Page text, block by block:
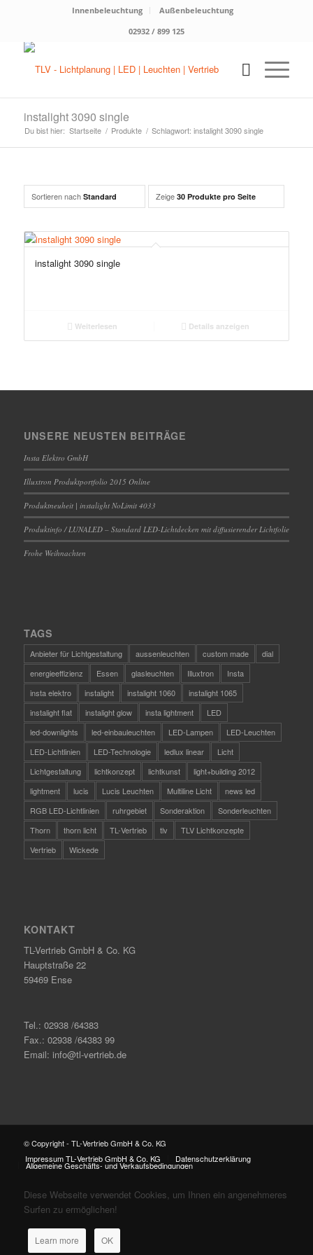
Innenbeleuchtung
Außenbeleuchtung
02932 / 899 125
instalight 3090 single
Du bist hier: Startseite / Produkte / Schlagwort: instalight 3090 single
Sortieren nach Standard Zeige 30 Produkte pro Seite
instalight 3090 single
Weiterlesen Details anzeigen
UNSERE NEUSTEN BEITRÄGE
Insta Elektro GmbH
Illuxtron Produktportfolio 2015 Online
Produktneuheit | instalight NoLimit 4033
Produktinfo / LUNALED – Standard LED-Lichtdecken mit diffusierender Lichtfolie
Frohe Weihnachten
TAGS
Anbieter für Lichtgestaltung aussenleuchten custom made
dial
energieeffizienz
Essen glasleuchten Illuxtron
Insta
insta elektro
instalight instalight 1060
instalight 1065
instalight flat
instalight glow insta lightment
LED
led-downlights
led-einbauleuchten LED-Lampen
LED-Leuchten
LED-Lichtlinien
LED-Technologie ledlux linear
Licht
Lichtgestaltung
lichtkonzept lichtkunst
light+building 2012
lightment
lucis Lucis Leuchten Multiline Licht
news led
RGB LED-Lichtlinien
ruhrgebiet Sonderaktion
Sonderleuchten
Thorn
thorn licht TL-Vertrieb tlv
TLV Lichtkonzepte
Vertrieb
Wickede
KONTAKT
TL-Vertrieb GmbH & Co. KG
Hauptstraße 22
59469 Ense
Tel.: 02938 /64383
Fax.: 02938 /64383 99
Email: info@tl-vertrieb.de
© Copyright - TL-Vertrieb GmbH & Co. KG
Impressum TL-Vertrieb GmbH & Co. KG
Datenschutzerklärung
Allgemeine Geschäfts- und Verkaufsbedingungen
Diese Webseite verwendet Cookies, um Ihnen ein angenehmeres
Surfen zu ermöglichen!
Learn more OK